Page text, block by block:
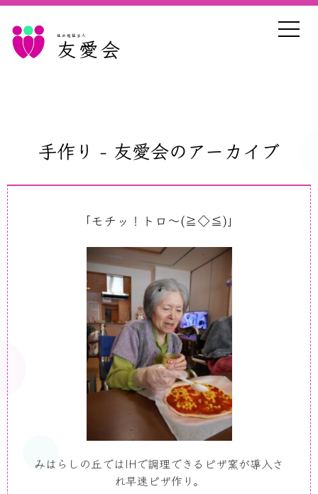
社会福祉法人
友愛会
手作り - 友愛会のアーカイブ
「モチッ！トロ～(≧◇≦)」
みはらしの丘ではIHで調理できるピザ窯が導入さ
れ早速ピザ作り。